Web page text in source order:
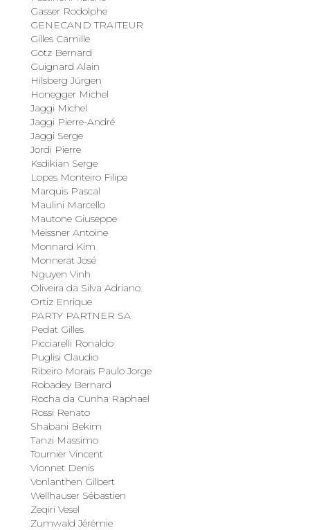
Gasser Rodolphe
GENECAND TRAITEUR
Gilles Camille
Götz Bernard
Guignard Alain
Hilsberg Jürgen
Honegger Michel
Jaggi Michel
Jaggi Pierre-André
Jaggi Serge
Jordi Pierre
Ksdikian Serge
Lopes Monteiro Filipe
Marquis Pascal
Maulini Marcello
Mautone Giuseppe
Meissner Antoine
Monnard Kim
Monnerat José
Nguyen Vinh
Oliveira da Silva Adriano
Ortiz Enrique
PARTY PARTNER SA
Pedat Gilles
Picciarelli Ronaldo
Puglisi Claudio
Ribeiro Morais Paulo Jorge
Robadey Bernard
Rocha da Cunha Raphael
Rossi Renato
Shabani Bekim
Tanzi Massimo
Tournier Vincent
Vionnet Denis
Vonlanthen Gilbert
Wellhauser Sébastien
Zeqiri Vesel
Zumwald Jérémie